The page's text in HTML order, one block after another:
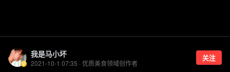
我是马小坏
2021-10-1 07:35 · 优质美食领域创作者
关注